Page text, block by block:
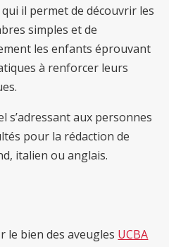
il permet de découvrir les
simples et de
les enfants éprouvant
à renforcer leurs
s’adressant aux personnes
pour la rédaction de
italien ou anglais.
le bien des aveugles UCBA